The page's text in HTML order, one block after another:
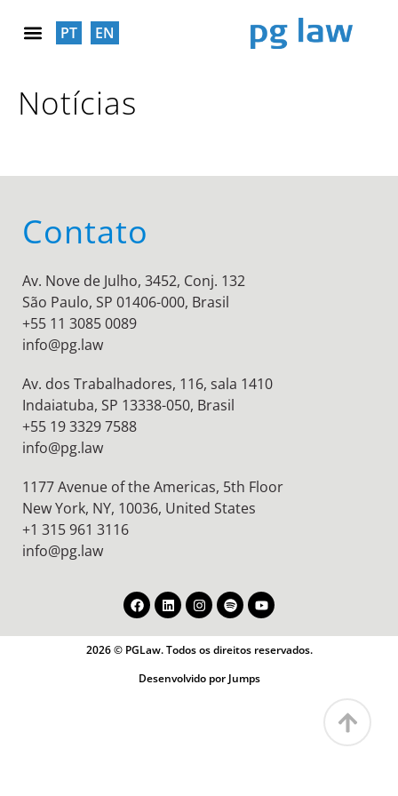
PT EN
Notícias
Contato
Av. Nove de Julho, 3452, Conj. 132
São Paulo, SP 01406-000, Brasil
+55 11 3085 0089
info@pg.law
Av. dos Trabalhadores, 116, sala 1410
Indaiatuba, SP 13338-050, Brasil
+55 19 3329 7588
info@pg.law
1177 Avenue of the Americas, 5th Floor
New York, NY, 10036, United States
+1 315 961 3116
info@pg.law
2026 © PGLaw. Todos os direitos reservados.
Desenvolvido por Jumps